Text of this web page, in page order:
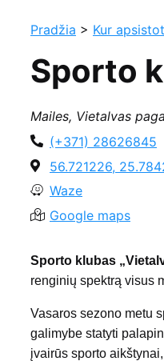
Pradžia > Kur
Sporto
Mailes, Vietalvas
(+371) 28626845
56.721226,
Waze
Google maps
Sporto klubas
renginių spektrą visus
Vasaros sezono metu
galimybe statyti
įvairūs sporto